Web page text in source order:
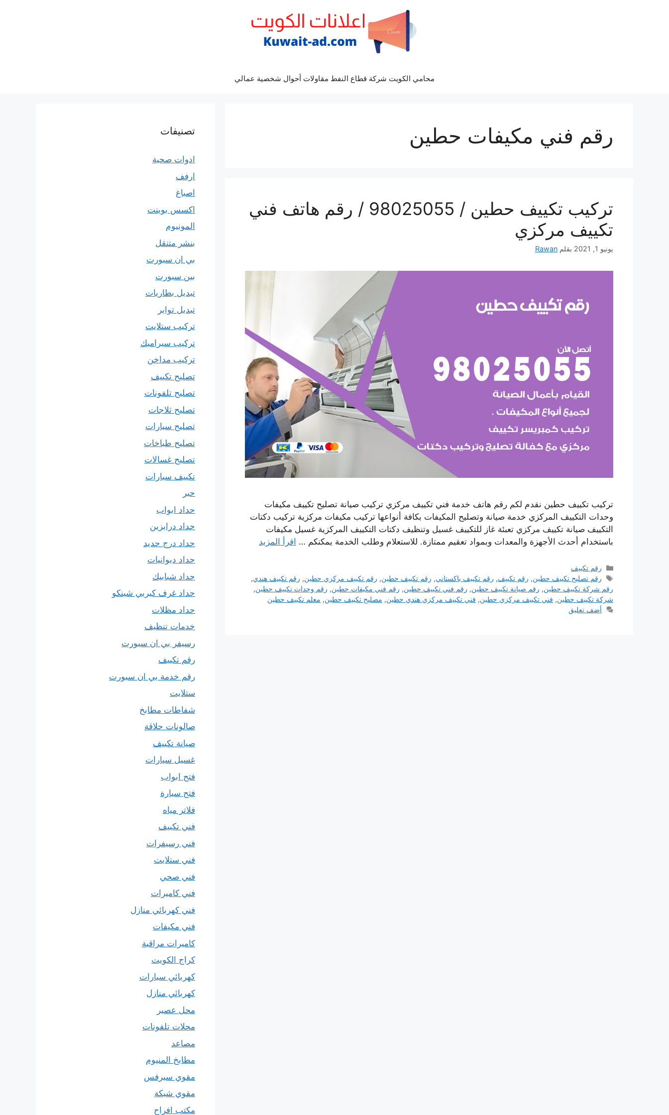
محامي الكويت شركة قطاع النفط مقاولات أحوال شخصية عمالي
رقم فني مكيفات حطين
تركيب تكييف حطين / 98025055 / رقم هاتف فني
تكييف مركزي
يونيو 1, 2021 بقلم Rawan
تركيب تكييف حطين نقدم لكم رقم هاتف خدمة فني تكييف مركزي تركيب صيانة تصليح تكييف مكيفات
وحدات التكييف المركزي خدمة صيانة وتصليح المكيفات بكافة أنواعها تركيب مكيفات مركزية تركيب دكتات
التكييف صيانة تكييف مركزي تعبئة غاز للتكييف غسيل وتنظيف دكتات التكييف المركزية غسيل مكيفات
باستخدام أحدث الأجهزة والمعدات وبمواد تعقيم ممتازة. للاستعلام وطلب الخدمة يمكنكم … اقرأ المزيد
التصنيفات
رقم تكييف
الوسوم
رقم تصليح تكييف حطين, رقم تكييف, رقم تكييف باكستاني, رقم تكييف حطين, رقم تكييف مركزي حطين, رقم تكييف هندي,
رقم شركة تكييف حطين, رقم صيانة تكييف حطين, رقم فني تكييف حطين, رقم فني مكيفات حطين, رقم وحدات تكييف حطين,
شركة تكييف حطين, فني تكييف مركزي حطين, فني تكييف مركزي هندي حطين, مصليح تكييف حطين, معلم تكييف حطين
أضف تعليق
تصنيفات
ادوات صحية
ارفف
اصباغ
اكسس بوينت
المونيوم
بنشر متنقل
بي ان سبورت
بين سبورت
تبديل بطاريات
تبديل تواير
تركيب ستلايت
تركيب سيراميك
تركيب مداخن
تصليح تكييف
تصليح تلفونات
تصليح ثلاجات
تصليح سيارات
تصليح طباخات
تصليح غسالات
تكييف سيارات
حبر
حداد ابواب
حداد درابزين
حداد درج حديد
حداد ديوانيات
حداد شبابيك
حداد غرف كيربي شينكو
حداد مظلات
خدمات تنظيف
رسيفر بي ان سبورت
رقم تكييف
رقم خدمة بي ان سبورت
ستلايت
شفاطات مطابخ
صالونات حلاقة
صيانة تكييف
غسيل سيارات
فتح ابواب
فتح سيارة
فلاتر مياه
فني تكييف
فني رسيفرات
فني ستلايت
فني صحي
فني كاميرات
فني كهربائي منازل
فني مكيفات
كاميرات مراقبة
كراج الكويت
كهربائي سيارات
كهربائي منازل
محل عصير
محلات تلفونات
مصاعد
مطابخ المنيوم
مقوي سيرفس
مقوي شبكة
مكتب افراح